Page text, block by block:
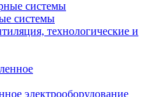
системы
технологические и
электрооборудование